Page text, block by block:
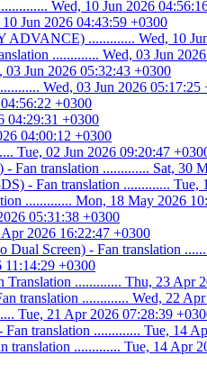
Wed, 10 Jun 2026
Jun 2026 04:43:59 +0300
............. Wed, 10
............. Wed, 03 Jun
Jun 2026 05:32:43 +0300
Wed, 03 Jun 2026 05:17:25
+0300
04:29:31 +0300
04:00:12 +0300
Tue, 02 Jun 2026 09:20:47
translation ............. Sat, 30
- Fan translation ............. Tue,
............. Mon, 18 May 2026
05:31:38 +0300
2026 16:22:47 +0300
Screen) - Fan translation
+0300
............. Thu, 23 Apr
translation ............. Wed, 22
Tue, 21 Apr 2026 07:28:39
translation ............. Tue, 14
............. Tue, 14 Apr